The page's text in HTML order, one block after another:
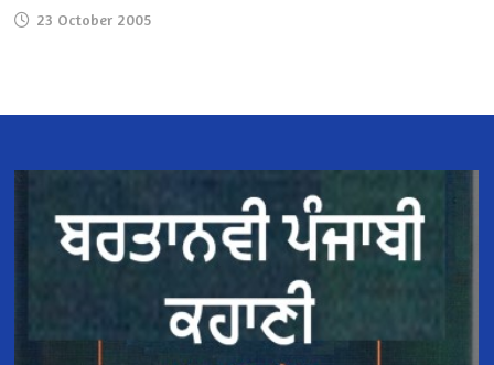
23 October 2005